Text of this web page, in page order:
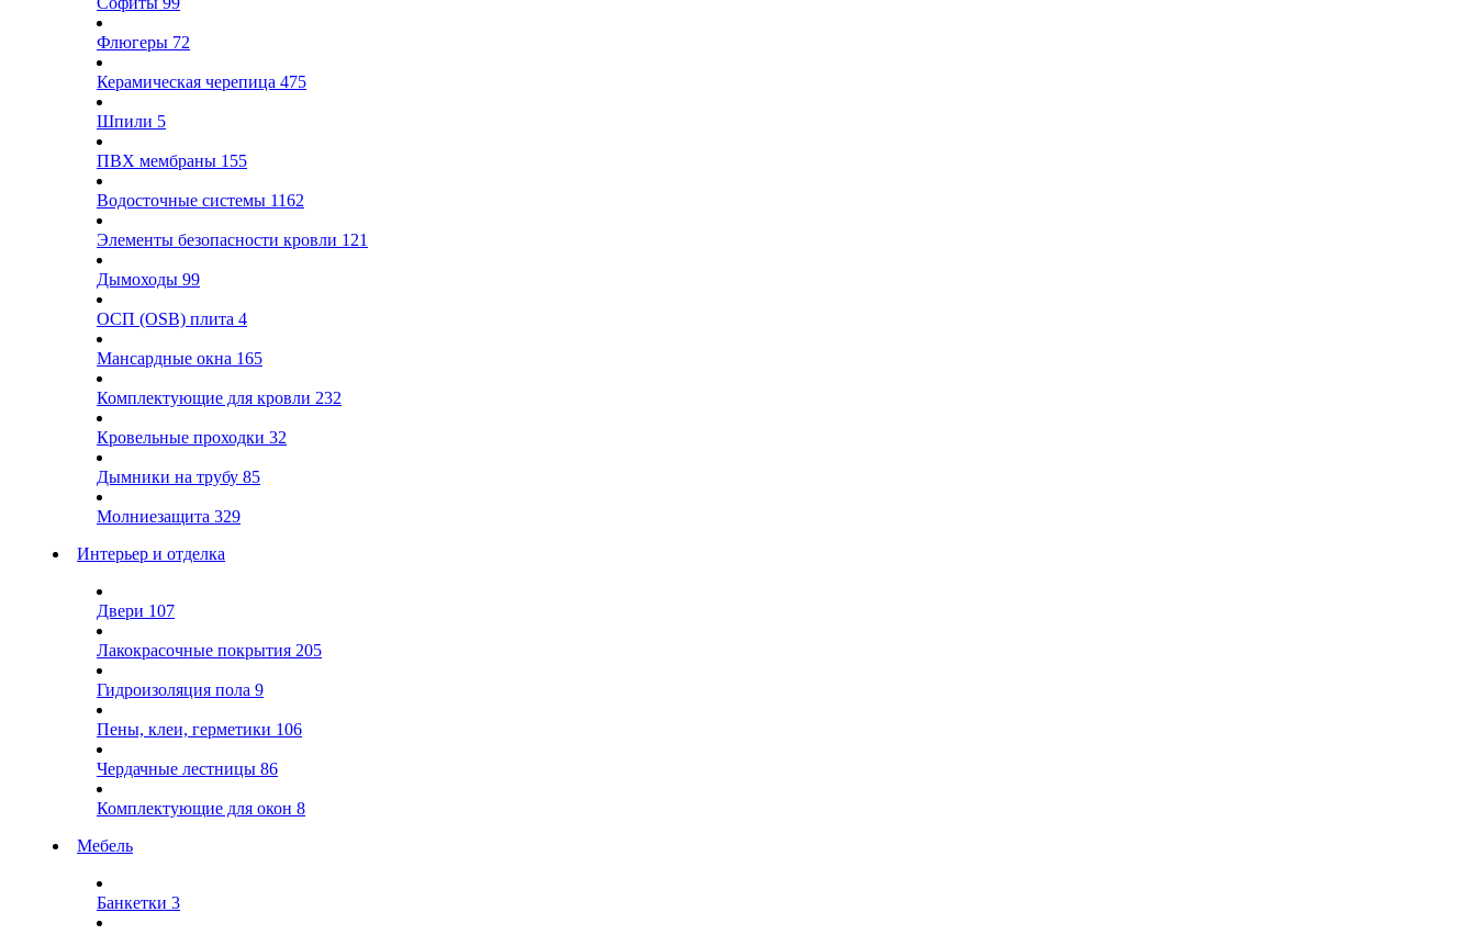
Флюгеры 72
Керамическая черепица 475
Шпили 5
ПВХ мембраны 155
Водосточные системы 1162
Элементы безопасности кровли 121
Дымоходы 99
ОСП (OSB) плита 4
Мансардные окна 165
Комплектующие для кровли 232
Кровельные проходки 32
Дымники на трубу 85
Молниезащита 329
Интерьер и отделка
Двери 107
Лакокрасочные покрытия 205
Гидроизоляция пола 9
Пены, клеи, герметики 106
Чердачные лестницы 86
Комплектующие для окон 8
Мебель
Банкетки 3